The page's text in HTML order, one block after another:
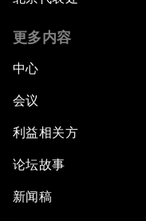
更多内容
中心
会议
利益相关方
论坛故事
新闻稿